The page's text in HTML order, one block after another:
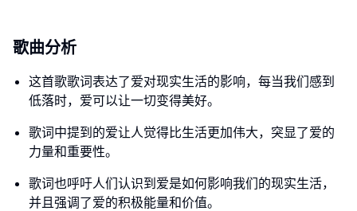
歌曲分析
这首歌歌词表达了爱对现实生活的影响，每当我们感到
低落时，爱可以让一切变得美好。
歌词中提到的爱让人觉得比生活更加伟大，突显了爱的
力量和重要性。
歌词也呼吁人们认识到爱是如何影响我们的现实生活，
并且强调了爱的积极能量和价值。